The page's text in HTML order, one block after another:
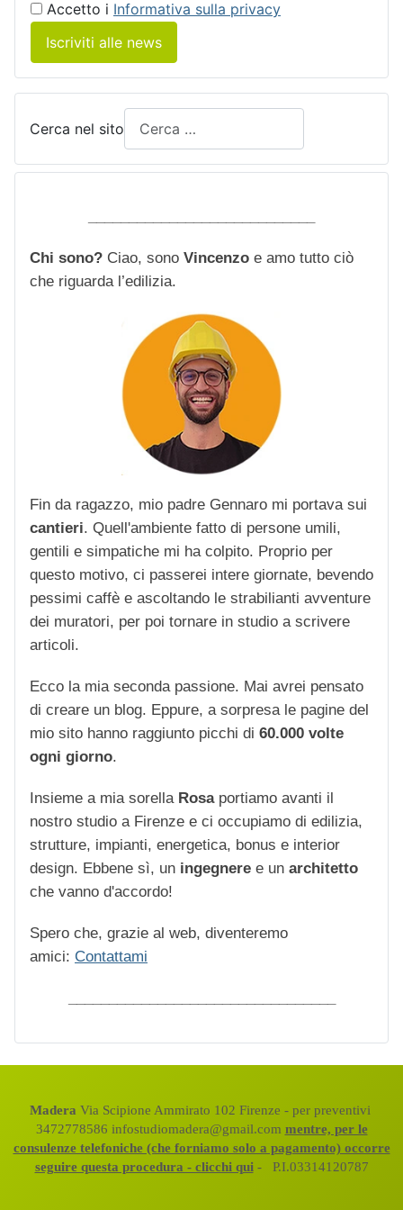
Accetto i Informativa sulla privacy
Iscriviti alle news
Cerca nel sito
Chi sono? Ciao, sono Vincenzo e amo tutto ciò
che riguarda l’edilizia.
Fin da ragazzo, mio padre Gennaro mi portava sui
cantieri. Quell'ambiente fatto di persone umili,
gentili e simpatiche mi ha colpito. Proprio per
questo motivo, ci passerei intere giornate, bevendo
pessimi caffè e ascoltando le strabilianti avventure
dei muratori, per poi tornare in studio a scrivere
articoli.
Ecco la mia seconda passione. Mai avrei pensato
di creare un blog. Eppure, a sorpresa le pagine del
mio sito hanno raggiunto picchi di 60.000 volte
ogni giorno.
Insieme a mia sorella Rosaportiamo avanti il
nostro studio a Firenze e ci occupiamo di edilizia,
strutture, impianti, energetica, bonus e interior
design. Ebbene sì, un ingegnere e un architetto
che vanno d'accordo!
Spero che, grazie al web, diventeremo
amici: Contattami
Madera Via Scipione Ammirato 102 Firenze - per preventivi
3472778586 infostudiomadera@gmail.com mentre, per le
consulenze telefoniche (che forniamo solo a pagamento) occorre
seguire questa procedura - clicchi qui - P.I.03314120787